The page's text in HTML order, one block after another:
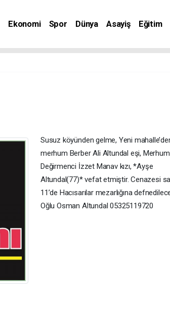
Ekonomi Spor Dünya Asayiş Eğitim
Susuz köyünden gelme, Yeni
merhum Berber Ali Altundal eşi, Merhum
Değirmenci İzzet Manav kızı, *Ayşe
Altundal(77)* vefat etmiştir. Cenazesi
11’de Hacısarılar mezarlığına
Oğlu Osman Altundal 05325119720